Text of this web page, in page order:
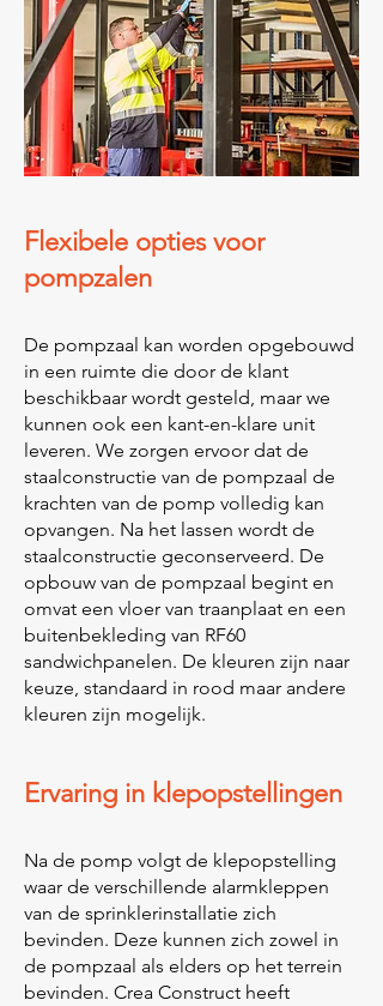
Flexibele opties voor
pompzalen
De pompzaal kan worden opgebouwd
in een ruimte die door de klant
beschikbaar wordt gesteld, maar we
kunnen ook een kant-en-klare unit
leveren. We zorgen ervoor dat de
staalconstructie van de pompzaal de
krachten van de pomp volledig kan
opvangen. Na het lassen wordt de
staalconstructie geconserveerd. De
opbouw van de pompzaal begint en
omvat een vloer van traanplaat en een
buitenbekleding van RF60
sandwichpanelen. De kleuren zijn naar
keuze, standaard in rood maar andere
kleuren zijn mogelijk.
Ervaring in klepopstellingen
Na de pomp volgt de klepopstelling
waar de verschillende alarmkleppen
van de sprinklerinstallatie zich
bevinden. Deze kunnen zich zowel in
de pompzaal als elders op het terrein
bevinden. Crea Construct heeft